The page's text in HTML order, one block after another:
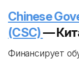
Chinese
(CSC)—
Финансирует